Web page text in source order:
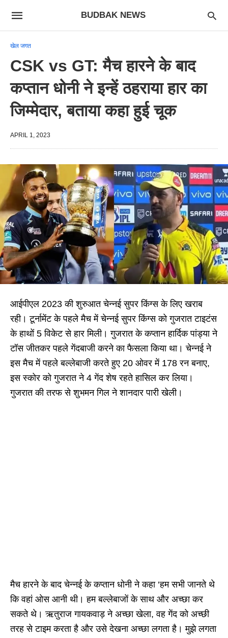
BUDBAK NEWS
खेल जगत
CSK vs GT: मैच हारने के बाद
कप्तान धोनी ने इन्हें ठहराया हार का
जिम्मेदार, बताया कहा हुई चूक
APRIL 1, 2023
आईपीएल 2023 की शुरुआत चेन्नई सुपर किंग्स के लिए खराब
रही। टूर्नामेंट के पहले मैच में चेन्नई सुपर किंग्स को गुजरात टाइटंस
के हाथों 5 विकेट से हार मिली। गुजरात के कप्तान हार्दिक पांड्या ने
टॉस जीतकर पहले गेंदबाजी करने का फैसला किया था। चेन्नई ने
इस मैच में पहले बल्लेबाजी करते हुए 20 ओवर में 178 रन बनाए,
इस स्कोर को गुजरात ने 4 गेंद शेष रहते हासिल कर लिया।
गुजरात की तरफ से शुभमन गिल ने शानदार पारी खेली।
मैच हारने के बाद चेन्नई के कप्तान धोनी ने कहा ‘हम सभी जानते थे
कि वहां ओस आनी थी। हम बल्लेबाजों के साथ और अच्छा कर
सकते थे। ऋतुराज गायकवाड़ ने अच्छा खेला, वह गेंद को अच्छी
तरह से टाइम करता है और उसे देखना अच्छा लगता है। मुझे लगता